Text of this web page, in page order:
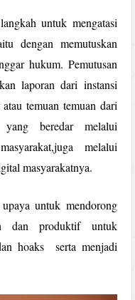
untuk mengatasi
dengan memutuskan
hukum. Pemutusan
laporan dari instansi
temuan temuan dari
yang beredar melalui
melalui
masyarakatnya.
untuk mendorong
dan produktif untuk
hoaks serta menjadi